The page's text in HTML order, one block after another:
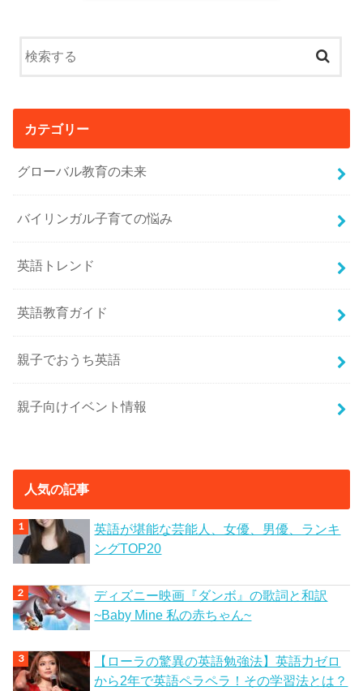
カテゴリー
グローバル教育の未来
バイリンガル子育ての悩み
英語トレンド
英語教育ガイド
親子でおうち英語
親子向けイベント情報
人気の記事
英語が堪能な芸能人、女優、男優、ランキ
ングTOP20
ディズニー映画『ダンボ』の歌詞と和訳
~Baby Mine 私の赤ちゃん~
【ローラの驚異の英語勉強法】英語力ゼロ
から2年で英語ペラペラ！その学習法とは？